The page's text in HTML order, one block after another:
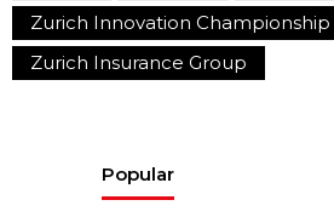
Zurich Innovation Championship
Zurich Insurance Group
Popular